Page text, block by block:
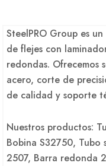
SteelPRO Group es
de flejes con
redondas. Ofrecemos
acero, corte de
de calidad y soporte
Nuestros productos:
Bobina S32750, Tubo
2507, Barra redonda